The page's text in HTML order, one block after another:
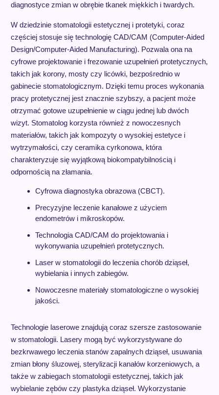
diagnostyce zmian w obrębie tkanek miękkich i twardych.
W dziedzinie stomatologii estetycznej i protetyki, coraz
częściej stosuje się technologię CAD/CAM (Computer-Aided
Design/Computer-Aided Manufacturing). Pozwala ona na
cyfrowe projektowanie i frezowanie uzupełnień protetycznych,
takich jak korony, mosty czy licówki, bezpośrednio w
gabinecie stomatologicznym. Dzięki temu proces wykonania
pracy protetycznej jest znacznie szybszy, a pacjent może
otrzymać gotowe uzupełnienie w ciągu jednej lub dwóch
wizyt. Stomatolog korzysta również z nowoczesnych
materiałów, takich jak kompozyty o wysokiej estetyce i
wytrzymałości, czy ceramika cyrkonowa, która
charakteryzuje się wyjątkową biokompatybilnością i
odpornością na złamania.
Cyfrowa diagnostyka obrazowa (CBCT).
Precyzyjne leczenie kanałowe z użyciem
endometrów i mikroskopów.
Technologia CAD/CAM do projektowania i
wykonywania uzupełnień protetycznych.
Laser w stomatologii do leczenia chorób dziąseł,
wybielania i innych zabiegów.
Nowoczesne materiały stomatologiczne o wysokiej
jakości.
Technologie laserowe znajdują coraz szersze zastosowanie
w stomatologii. Lasery mogą być wykorzystywane do
bezkrwawego leczenia stanów zapalnych dziąseł, usuwania
zmian błony śluzowej, sterylizacji kanałów korzeniowych, a
także w zabiegach stomatologii estetycznej, takich jak
wybielanie zębów czy plastyka dziąseł. Wykorzystanie